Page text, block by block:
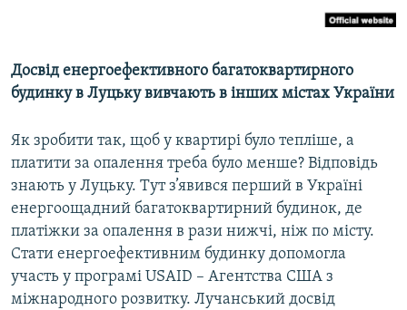
УКР
ДОЛУЧАЙСЯ!
Усі сайти RFE/RL
Досвід енергоефективного багатоквартирного
будинку в Луцьку вивчають в інших містах України
Як зробити так, щоб у квартирі було тепліше, а
платити за опалення треба було менше? Відповідь
знають у Луцьку. Тут з’явився перший в Україні
енергоощадний багатоквартирний будинок, де
платіжки за опалення в рази нижчі, ніж по місту.
Стати енергоефективним будинку допомогла
участь у програмі USAID – Агентства США з
міжнародного розвитку. Лучанський досвід